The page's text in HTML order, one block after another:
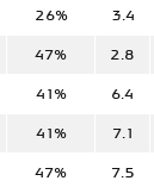
3.4
26%
2.8
47%
6.4
41%
7.1
41%
7.5
47%